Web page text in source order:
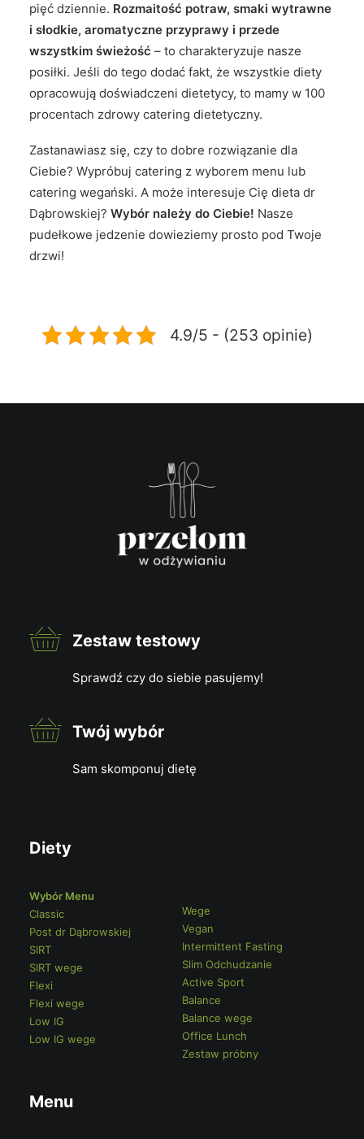
pięć dziennie. Rozmaitość potraw, smaki wytrawne
i słodkie, aromatyczne przyprawy i przede
wszystkim świeżość – to charakteryzuje nasze
posiłki. Jeśli do tego dodać fakt, że wszystkie diety
opracowują doświadczeni dietetycy, to mamy w 100
procentach zdrowy catering dietetyczny.
Zastanawiasz się, czy to dobre rozwiązanie dla
Ciebie? Wypróbuj catering z wyborem menu lub
catering wegański. A może interesuje Cię dieta dr
Dąbrowskiej? Wybór należy do Ciebie! Nasze
pudełkowe jedzenie dowieziemy prosto pod Twoje
drzwi!
4.9/5 - (253 opinie)
Zestaw testowy
Sprawdź czy do siebie pasujemy!
Twój wybór
Sam skomponuj dietę
Diety
Wybór Menu
Classic
Post dr Dąbrowskiej
SIRT
SIRT wege
Flexi
Flexi wege
Low IG
Low IG wege
Wege
Vegan
Intermittent Fasting
Slim Odchudzanie
Active Sport
Balance
Balance wege
Office Lunch
Zestaw próbny
Menu